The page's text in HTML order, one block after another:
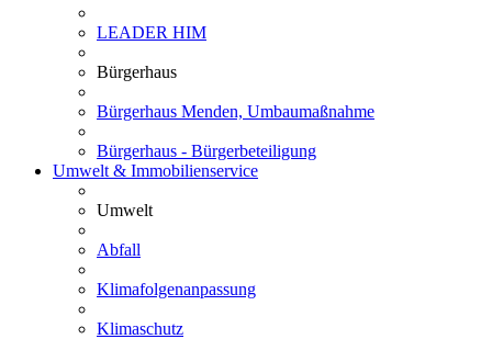
LEADER HIM
Bürgerhaus
Bürgerhaus Menden, Umbaumaßnahme
Bürgerhaus - Bürgerbeteiligung
Umwelt & Immobilienservice
Umwelt
Abfall
Klimafolgenanpassung
Klimaschutz